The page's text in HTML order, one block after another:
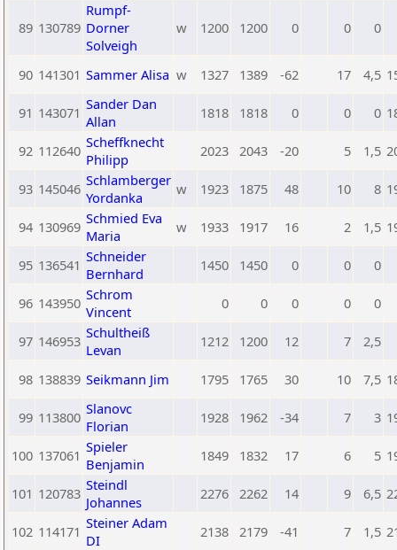
89 130789
Rumpf-
Dorner
Solveigh
w 1200 1200 0 0 0
90 141301 Sammer Alisa w 1327 1389 -62 17 4,5
91 143071 Sander Dan
Allan
1818 1818 0 0 0
92 112640 Scheffknecht
Philipp
2023 2043 -20 5 1,5
93 145046 Schlamberger
Yordanka
w 1923 1875 48 10 8
94 130969 Schmied Eva
Maria
w 1933 1917 16 2 1,5
95 136541 Schneider
Bernhard
1450 1450 0 0 0
96 143950 Schrom
Vincent
0 0 0 0 0
97 146953 Schultheiß
Levan
1212 1200 12 7 2,5
98 138839 Seikmann Jim 1795 1765 30 10 7,5
99 113800 Slanovc
Florian
1928 1962 -34 7 3
100 137061 Spieler
Benjamin
1849 1832 17 6 5
101 120783 Steindl
Johannes
2276 2262 14 9 6,5
102 114171 Steiner Adam
DI
2138 2179 -41 7 1,5